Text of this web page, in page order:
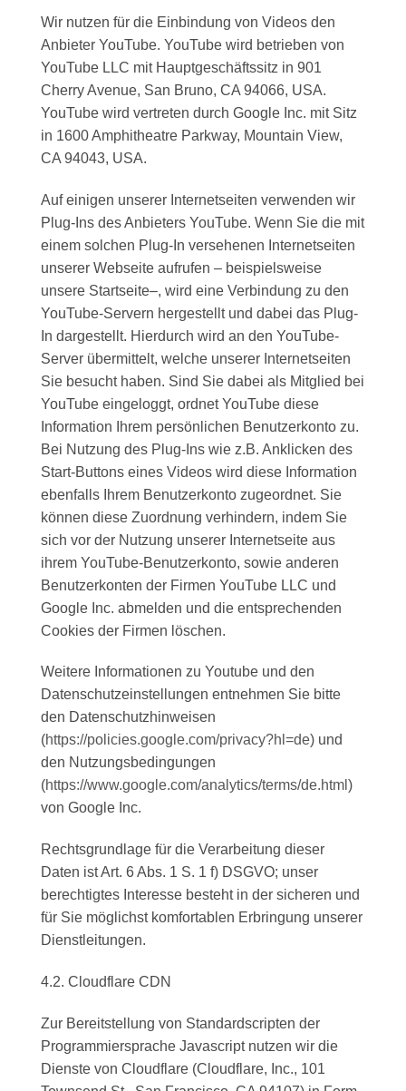
Wir nutzen für die Einbindung von Videos den
Anbieter YouTube. YouTube wird betrieben von
YouTube LLC mit Hauptgeschäftssitz in 901
Cherry Avenue, San Bruno, CA 94066, USA.
YouTube wird vertreten durch Google Inc. mit Sitz
in 1600 Amphitheatre Parkway, Mountain View,
CA 94043, USA.
Auf einigen unserer Internetseiten verwenden wir
Plug-Ins des Anbieters YouTube. Wenn Sie die mit
einem solchen Plug-In versehenen Internetseiten
unserer Webseite aufrufen – beispielsweise
unsere Startseite–, wird eine Verbindung zu den
YouTube-Servern hergestellt und dabei das Plug-
In dargestellt. Hierdurch wird an den YouTube-
Server übermittelt, welche unserer Internetseiten
Sie besucht haben. Sind Sie dabei als Mitglied bei
YouTube eingeloggt, ordnet YouTube diese
Information Ihrem persönlichen Benutzerkonto zu.
Bei Nutzung des Plug-Ins wie z.B. Anklicken des
Start-Buttons eines Videos wird diese Information
ebenfalls Ihrem Benutzerkonto zugeordnet. Sie
können diese Zuordnung verhindern, indem Sie
sich vor der Nutzung unserer Internetseite aus
ihrem YouTube-Benutzerkonto, sowie anderen
Benutzerkonten der Firmen YouTube LLC und
Google Inc. abmelden und die entsprechenden
Cookies der Firmen löschen.
Weitere Informationen zu Youtube und den
Datenschutzeinstellungen entnehmen Sie bitte
den Datenschutzhinweisen
(https://policies.google.com/privacy?hl=de) und
den Nutzungsbedingungen
(https://www.google.com/analytics/terms/de.html )
von Google Inc.
Rechtsgrundlage für die Verarbeitung dieser
Daten ist Art. 6 Abs. 1 S. 1 f) DSGVO; unser
berechtigtes Interesse besteht in der sicheren und
für Sie möglichst komfortablen Erbringung unserer
Dienstleitungen.
4.2. Cloudflare CDN
Zur Bereitstellung von Standardscripten der
Programmiersprache Javascript nutzen wir die
Dienste von Cloudflare (Cloudflare, Inc., 101